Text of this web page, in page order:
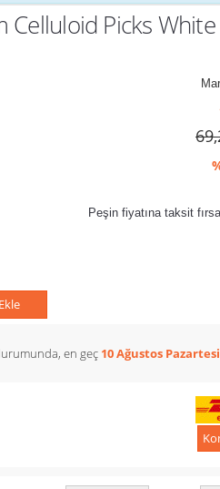
Celluloid Picks
Peşin fiyatına taksit
en geç 10 Ağustos Pazartesi